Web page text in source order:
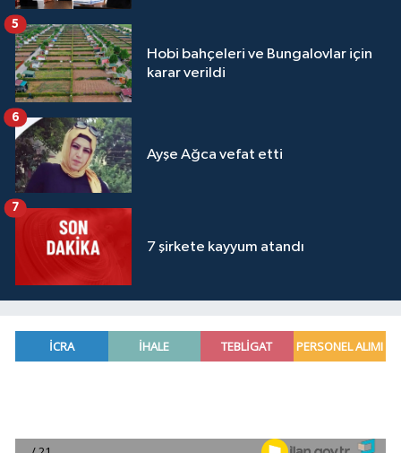
Hobi bahçeleri ve Bungalovlar için
karar verildi
5
Ayşe Ağca vefat etti
6
7 şirkete kayyum atandı
7